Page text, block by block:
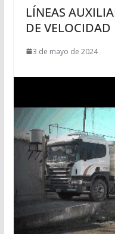
LÍNEAS
DE VELOCIDAD
3 de mayo de 2024